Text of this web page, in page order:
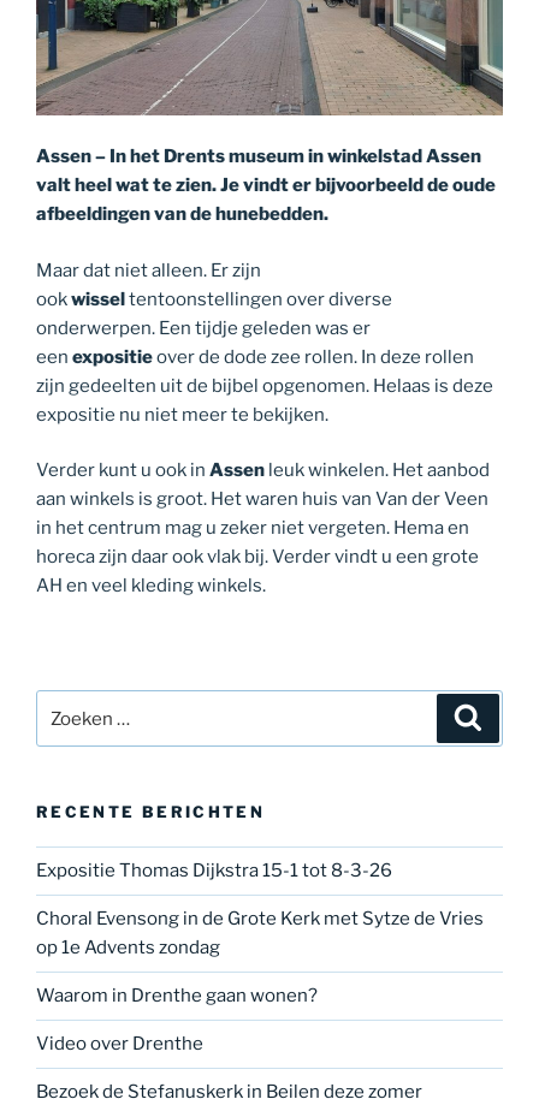
Assen – In het Drents museum in winkelstad Assen
valt heel wat te zien. Je vindt er bijvoorbeeld de oude
afbeeldingen van de hunebedden.
Maar dat niet alleen. Er zijn
ookwisseltentoonstellingen over diverse
onderwerpen. Een tijdje geleden was er
een expositieover de dode zee rollen. In deze rollen
zijn gedeelten uit de bijbel opgenomen. Helaas is deze
expositie nu niet meer te bekijken.
Verder kunt u ook in Assen leuk winkelen. Het aanbod
aan winkels is groot. Het waren huis van Van der Veen
in het centrum mag u zeker niet vergeten. Hema en
horeca zijn daar ook vlak bij. Verder vindt u een grote
AH en veel kleding winkels.
naar:
RECENTE BERICHTEN
Expositie Thomas Dijkstra 15-1 tot 8-3-26
Choral Evensong in de Grote Kerk met Sytze de Vries
op 1e Advents zondag
Waarom in Drenthe gaan wonen?
Video over Drenthe
Bezoek de Stefanuskerk in Beilen deze zomer